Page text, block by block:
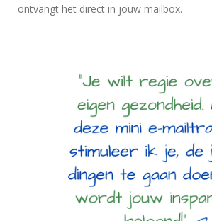
ontvangt het direct in jouw mailbox.